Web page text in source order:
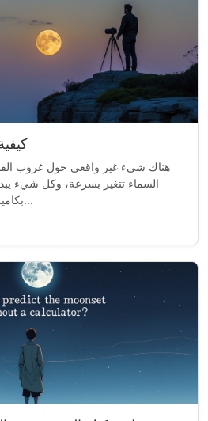
هناك شيء غير واقعي حول غروب
السماء تتغير بسرعة، وكل شيء
بكاميرا؟ ممكن تمامًا - ويستحق ا...